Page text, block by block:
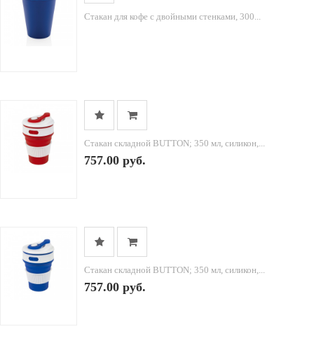
Стакан для кофе с двойными стенками, 300...
Стакан складной BUTTON; 350 мл, силикон,...
757.00 руб.
Стакан складной BUTTON; 350 мл, силикон,...
757.00 руб.